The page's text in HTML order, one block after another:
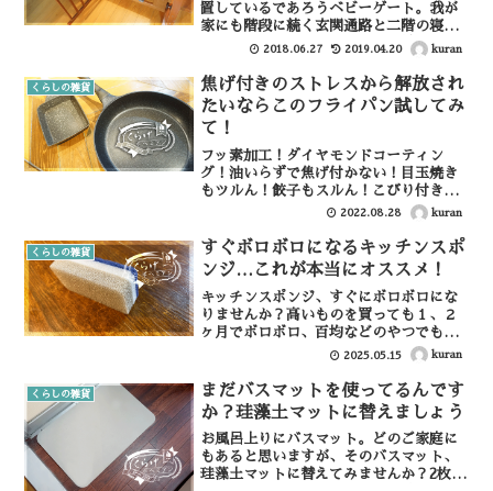
置しているであろうベビーゲート。我が
家にも階段に続く玄関通路と二階の寝室
前には設置していたのですが、最近子供
平気で登れるようになってきたので、階
段の下にもベビーゲートを...
2018.06.27 2019.04.20 kuran
くらしの雑貨
焦げ付きのストレスから解放され
たいならこのフライパン試してみ
て！
フッ素加工！ダイヤモンドコーティン
グ！油いらずで焦げ付かない！目玉焼き
もツルん！餃子もスルん！こびり付きと
はもうおさらば！なんて謳い文句を信
ち。でもだいたいが半年〜せいぜい一年
経つ頃には中央からこびりつき...
2022.08.28 kuran
くらしの雑貨
すぐボロボロになるキッチンスポ
ンジ…これが本当にオススメ！
キッチンスポンジ、すぐにボロボロにな
りませんか？高いものを買っても１、２
ヶ月でボロボロ、百均などのやつでも数
週間でボロボロ。これが結構ストレスで
のスポンジ。それがこの【DUSKINの台
所用スポンジハードタ...
2025.05.15 kuran
くらしの雑貨
まだバスマットを使ってるんです
か？珪藻土マットに替えましょう
お風呂上りにバスマット。どのご家庭に
もあると思いますが、そのバスマット、
珪藻土マットに替えてみませんか？2枚セ